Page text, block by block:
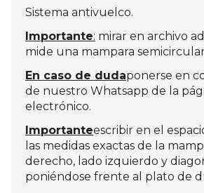
Sistema antivuelco.
Importante: mirar en archivo
mide una mampara
En caso de dudaponerse en
de nuestro Whatsapp de la
electrónico.
Importanteescribir en el
las medidas exactas de la
derecho, lado izquierdo y
poniéndose frente al plato de